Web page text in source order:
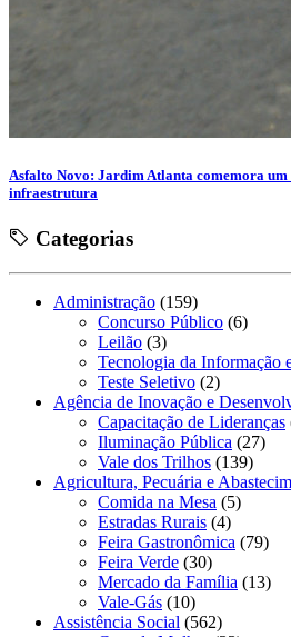
Asfalto Novo: Jardim Atlanta comemora um
infraestrutura
Categorias
Administração (159)
Concurso Público (6)
Leilão (3)
Tecnologia da Informação
Teste Seletivo (2)
Agência de Inovação e
Capacitação de Lideranças
Iluminação Pública (27)
Vale dos Trilhos (139)
Agricultura, Pecuária e
Comida na Mesa (5)
Estradas Rurais (4)
Feira Gastronômica (79)
Feira Verde (30)
Mercado da Família (13)
Vale-Gás (10)
Assistência Social (562)